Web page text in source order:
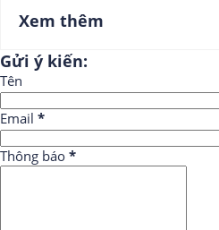
Xem thêm
Gửi ý kiến:
Tên
Email *
Thông báo *